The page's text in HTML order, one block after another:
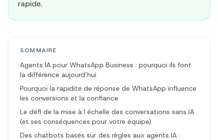
rapide.
SOMMAIRE
Agents IA pour WhatsApp Business : pourquoi ils font
la différence aujourd’hui
Pourquoi la rapidité de réponse de WhatsApp influence
les conversions et la confiance
Le défi de la mise à l échelle des conversations sans IA
(et ses conséquences pour votre équipe)
Des chatbots basés sur des règles aux agents IA :